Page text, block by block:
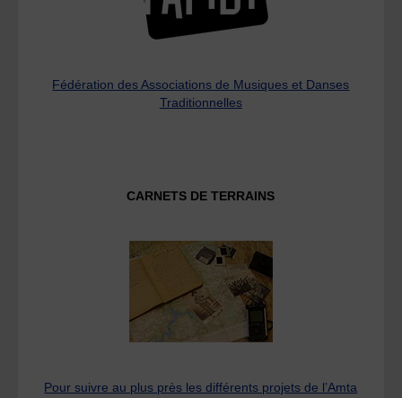
Fédération des Associations de Musiques et Danses
Traditionnelles
CARNETS DE TERRAINS
Pour suivre au plus près les différents projets de l’Amta